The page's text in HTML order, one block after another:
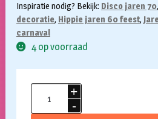
Inspiratie nodig? Bekijk: Disco jaren 70,
decoratie, Hippie jaren 60 feest,
carnaval
4 op voorraad
pruik